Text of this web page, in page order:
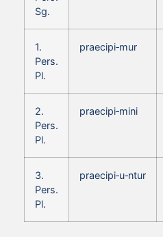
Sg.
1.
Pers.
Pl.
praecipi‑mur
2.
Pers.
Pl.
praecipi‑mini
3.
Pers.
Pl.
praecipi‑u‑ntur